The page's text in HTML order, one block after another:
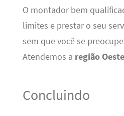
O montador bem
limites e prestar o seu
sem que você se
Atendemos a região
Concluindo